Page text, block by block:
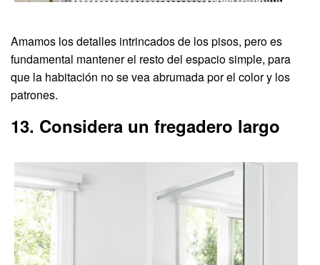
Amamos los detalles intrincados de los pisos, pero es
fundamental mantener el resto del espacio simple, para
que la habitación no se vea abrumada por el color y los
patrones.
13. Considera un fregadero largo